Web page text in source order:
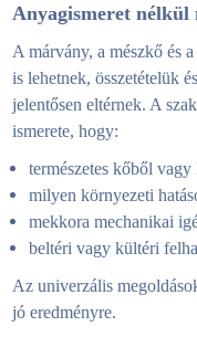
Anyagismeret nélkül
A márvány, a mészkő és
is lehetnek, összetételük
jelentősen eltérnek. A
ismerete, hogy:
természetes kőből
milyen környezeti
mekkora mechanikai
beltéri vagy kültéri
Az univerzális
jó eredményre.